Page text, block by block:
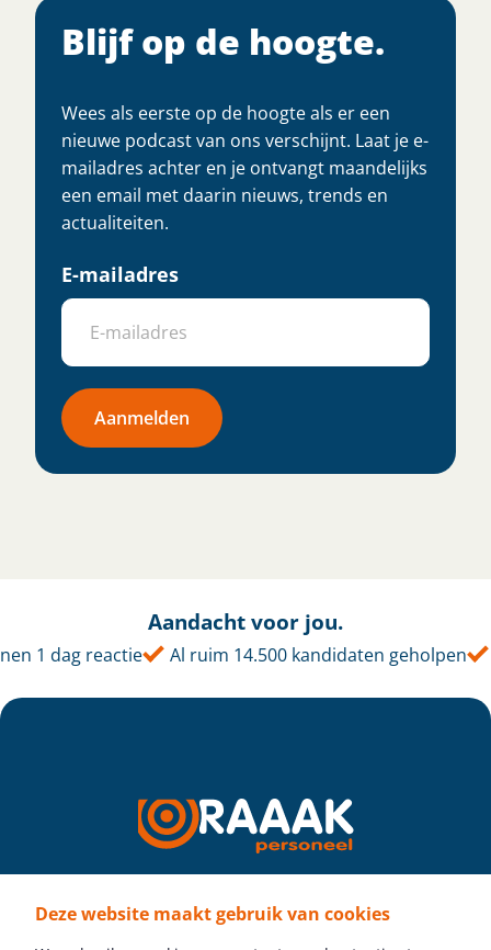
Deze website maakt gebruik van cookies
Blijf op de hoogte.
Wees als eerste op de hoogte als er een
nieuwe podcast van ons verschijnt. Laat je e-
mailadres achter en je ontvangt maandelijks
een email met daarin nieuws, trends en
actualiteiten.
E-mailadres
Aanmelden
Aandacht voor jou.
1 dag reactie Al ruim 14.500 kandidaten geholpen
Volg ons